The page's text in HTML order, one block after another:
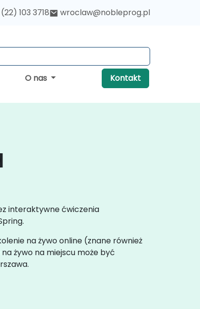
103 3718 wroclaw@nobleprog.pl
O nas Kontakt
interaktywne ćwiczenia
na żywo online (znane również
na żywo na miejscu może być